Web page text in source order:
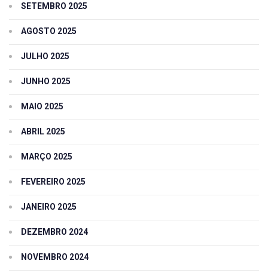
SETEMBRO 2025
AGOSTO 2025
JULHO 2025
JUNHO 2025
MAIO 2025
ABRIL 2025
MARÇO 2025
FEVEREIRO 2025
JANEIRO 2025
DEZEMBRO 2024
NOVEMBRO 2024